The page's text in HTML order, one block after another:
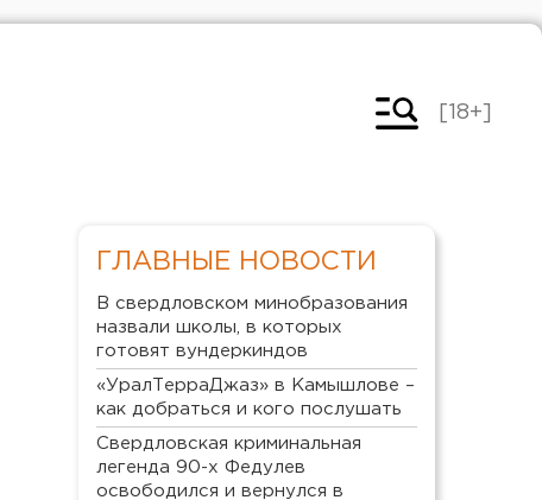
[18+]
ГЛАВНЫЕ НОВОСТИ
В свердловском минобразования
назвали школы, в которых
готовят вундеркиндов
«УралТерраДжаз» в Камышлове –
как добраться и кого послушать
Свердловская криминальная
легенда 90-х Федулев
освободился и вернулся в